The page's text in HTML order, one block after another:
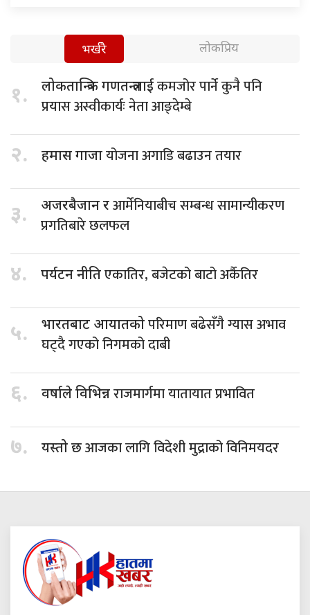
भर्खरै लोकप्रिय
१. लोकतान्त्रिक गणतन्त्रलाईकमजोर पार्ने कुनै पनि
प्रयास अस्वीकार्यः नेता आङ्देम्बे
२. हमास गाजायोजना अगाडि बढाउन तयार
३. अजरबैजान रआर्मेनियाबीच सम्बन्ध सामान्यीकरण
प्रगतिबारे छलफल
४. पर्यटन नीतिएकातिर, बजेटको बाटो अर्कैतिर
५. भारतबाट आयातकोपरिमाण बढेसँगै ग्यास अभाव
घट्दै गएको निगमको दाबी
६. वर्षाले विभिन्नराजमार्गमा यातायात प्रभावित
७. यस्तो छआजका लागि विदेशी मुद्राको विनिमयदर